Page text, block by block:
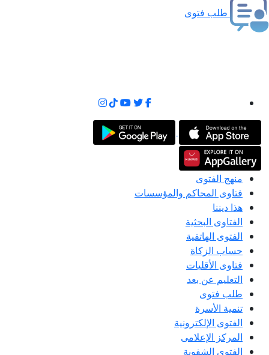
طلب فتوى
منهج الفتوى
فتاوى المحاكم والمؤسسات
هذا ديننا
الفتاوى البحثية
الفتوى الهاتفية
حساب الزكاة
فتاوى الأقليات
التعليم عن بعد
طلب فتوى
تنمية الأسرة
الفتوى الإلكترونية
المركز الإعلامى
الفتوى الشفوية